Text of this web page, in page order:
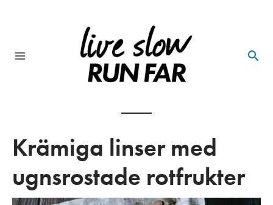
Krämiga linser med
ugnsrostade rotfrukter